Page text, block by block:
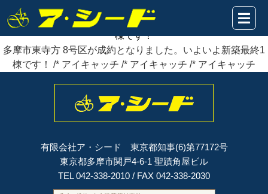
2021年01月24日
多摩市東寺方 8号区が成約となりました。いよいよ新築最終1
棟です！
多摩市東寺方 8号区が成約となりました。いよいよ新築最終1
棟です！ /* アイキャッチ /* アイキャッチ /* アイキャッチ
有限会社ア・シード 東京都知事(6)第77172号
東京都多摩市関戸4-6-1 聖蹟角屋ビル
TEL 042-338-2010 / FAX 042-338-2030